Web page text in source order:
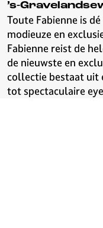
’s-
Toute Fabienne is
modieuze en
Fabienne reist de
de nieuwste en
collectie bestaat uit
tot spectaculaire